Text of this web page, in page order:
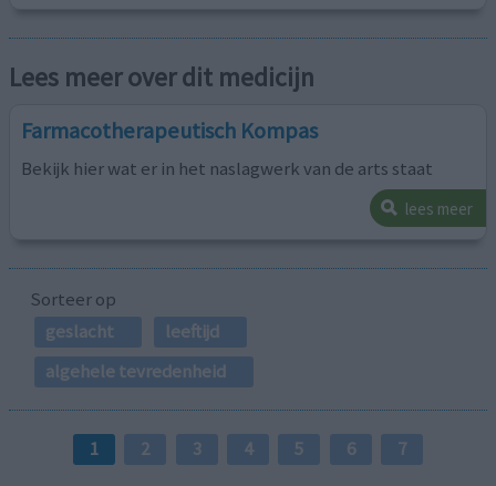
Lees meer over dit medicijn
Farmacotherapeutisch Kompas
Bekijk hier wat er in het naslagwerk van de arts staat
lees meer
Sorteer op
geslacht
leeftijd
algehele tevredenheid
1 2 3 4 5 6 7